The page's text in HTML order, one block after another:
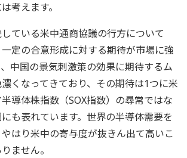
考えます。
ている米中通商協議の行方について
定の合意形成に対する期待が市場に強
中国の景気刺激策の効果に期待するム
くなってきており、その期待は1つに米
導体株指数（SOX指数）の尋常ではな
も表れています。世界の半導体需要を
はり米中の寄与度が抜きん出て高いこ
ません。